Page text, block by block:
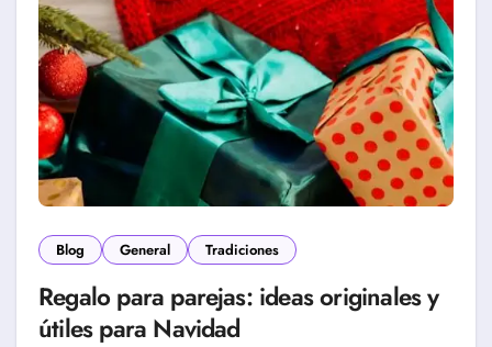
Blog General Tradiciones
Regalo para parejas: ideas originales y
útiles para Navidad